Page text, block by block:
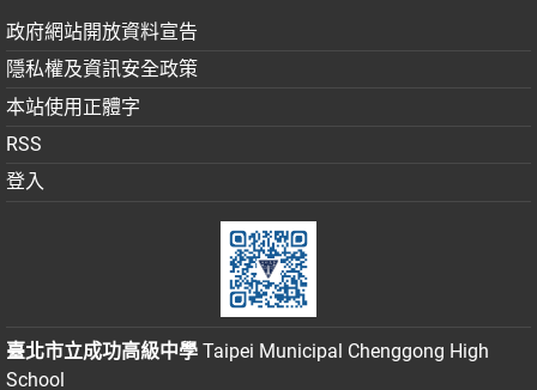
政府網站開放資料宣告
隱私權及資訊安全政策
本站使用正體字
RSS
登入
臺北市立成功高級中學 Taipei Municipal Chenggong High
School